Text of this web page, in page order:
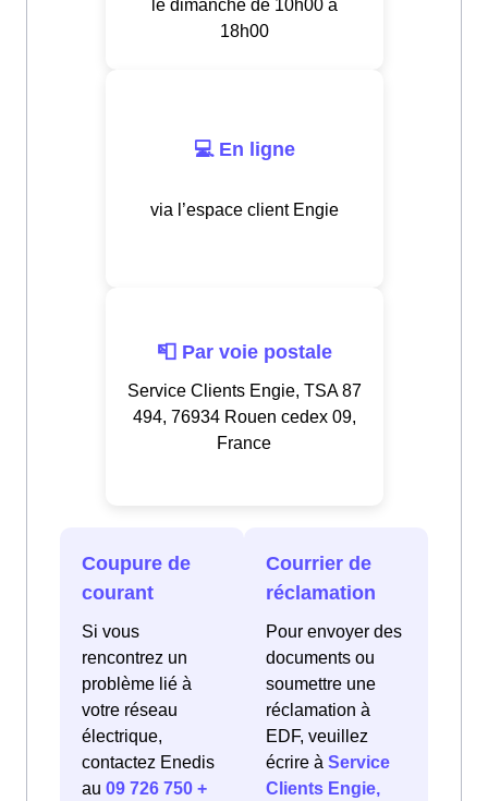
le dimanche de 10h00 à
18h00
💻 En ligne
via l’espace client Engie
📮 Par voie postale
Service Clients Engie, TSA 87
494, 76934 Rouen cedex 09,
France
Coupure de
courant
Si vous
rencontrez un
problème lié à
votre réseau
électrique,
contactez Enedis
au 09 726 750 +
Courrier de
réclamation
Pour envoyer des
documents ou
soumettre une
réclamation à
EDF, veuillez
écrire à Service
Clients Engie,